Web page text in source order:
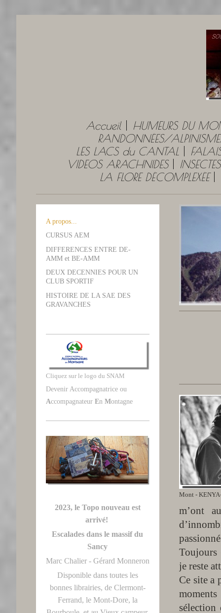
Accueil
HUMEURS DU
RANDONNÉES/
LES LACS du CANTAL
VIDEOS ARACHNIDES
INSECTES
LA FLORE DÉCOMPLEXÉE
Mont -
m’ont
Toujours
je reste
Ce site a
sélection
A propos...
CURSUS AEM
DIFFERENCES ENTRE DE-
AMM et BE-AMM
DEUX DECENNIES POUR UN
CLUB SPORTIF
HISTOIRE DE LA SAE DES
GRAVANCHES
Cliquez sur le logo du SNAM
Devenir Accompagnatrice ou
Accompagnateur En Montagne
2023, le Topo nouveau est
arrivé!
Escalades dans le massif du
Sancy
Marc Chalier - Gérard Monneron
Disponible dans toutes les
bonnes librairies, de Clermont-
Ferrand, le Mont-Dore, la